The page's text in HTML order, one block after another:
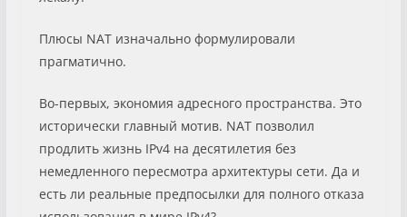
Плюсы NAT изначально формулировали
прагматично.
Во-первых, экономия адресного пространства. Это
исторически главный мотив. NAT позволил
продлить жизнь IPv4 на десятилетия без
немедленного пересмотра архитектуры сети. Да и
есть ли реальные предпосылки для полного отказа